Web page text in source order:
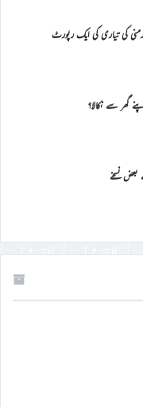
گھر سے نکالا؟
بعض نسخے